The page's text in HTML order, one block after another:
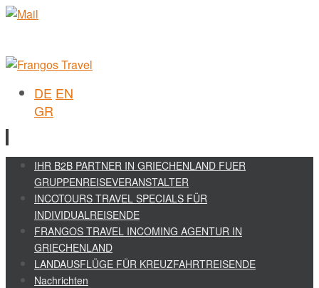
DE EN
GR
Skip
content
IHR B2B PARTNER IN GRIECHENLAND FUER
GRUPPENREISEVERANSTALTER
INCOTOURS TRAVEL SPECIALS FÜR
INDIVIDUALREISENDE
FRANGOS TRAVEL INCOMING AGENTUR IN
GRIECHENLAND
LANDAUSFLÜGE FÜR KREUZFAHRTREISENDE
Nachrichten